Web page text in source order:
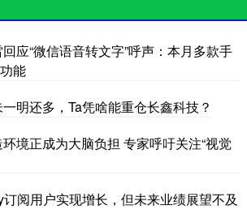
应“微信语音转文字”呼声：本月多款手
能
明还多，Ta凭啥能重仓长鑫科技？
境正成为大脑负担 专家呼吁关注“视觉
阅用户实现增长，但未来业绩展望不及